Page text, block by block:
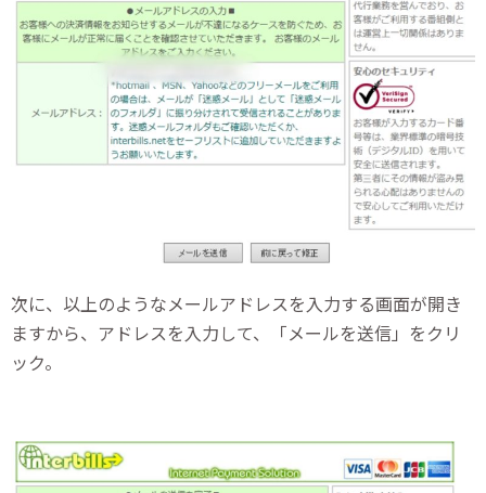
次に、以上のようなメールアドレスを入力する画面が開き
ますから、アドレスを入力して、「メールを送信」をクリ
ック。